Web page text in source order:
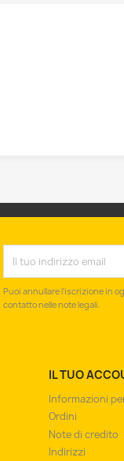
Puoi annullare l'iscrizione in
contatto nelle note legali.
IL TUO
Informazioni
Ordini
Note di credito
Indirizzi